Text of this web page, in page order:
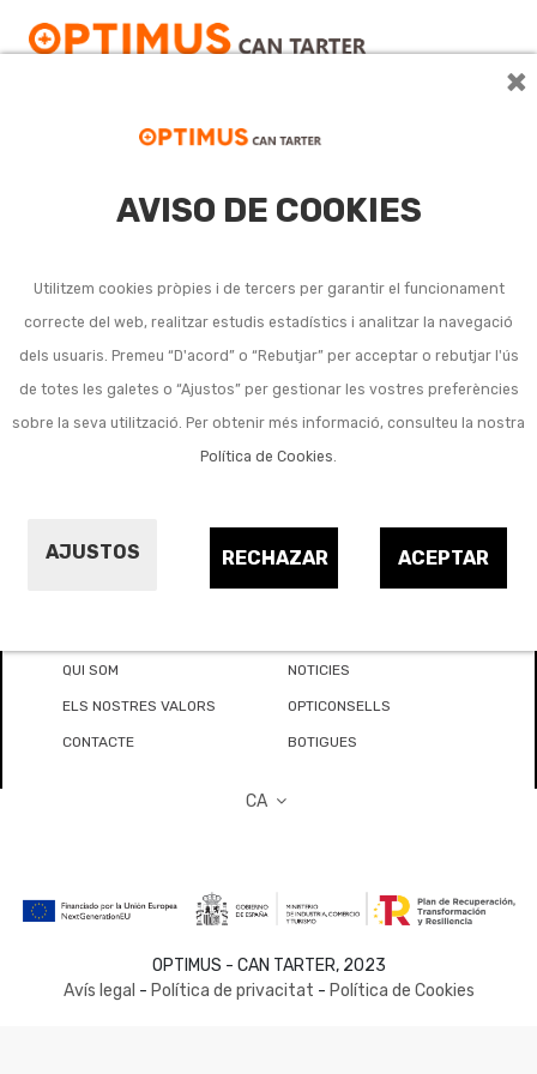
×
AVISO DE COOKIES
Utilitzem cookies pròpies i de tercers per garantir el funcionament
correcte del web, realitzar estudis estadístics i analitzar la navegació
dels usuaris. Premeu “D'acord” o “Rebutjar” per acceptar o rebutjar l'ús
de totes les galetes o “Ajustos” per gestionar les vostres preferències
sobre la seva utilització. Per obtenir més informació, consulteu la nostra
Política de Cookies
AJUSTOS ACEPTAR
RECHAZAR
QUI SOM NOTICIES
ELS NOSTRES VALORS OPTICONSELLS
CONTACTE BOTIGUES
CA
OPTIMUS - CAN TARTER, 2023
Avís legal - Política de privacitat - Política de Cookies